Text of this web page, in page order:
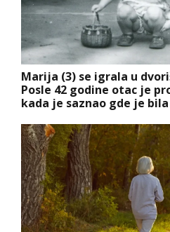
Marija (3) se igrala u
Posle 42 godine otac je
kada je saznao gde je bila